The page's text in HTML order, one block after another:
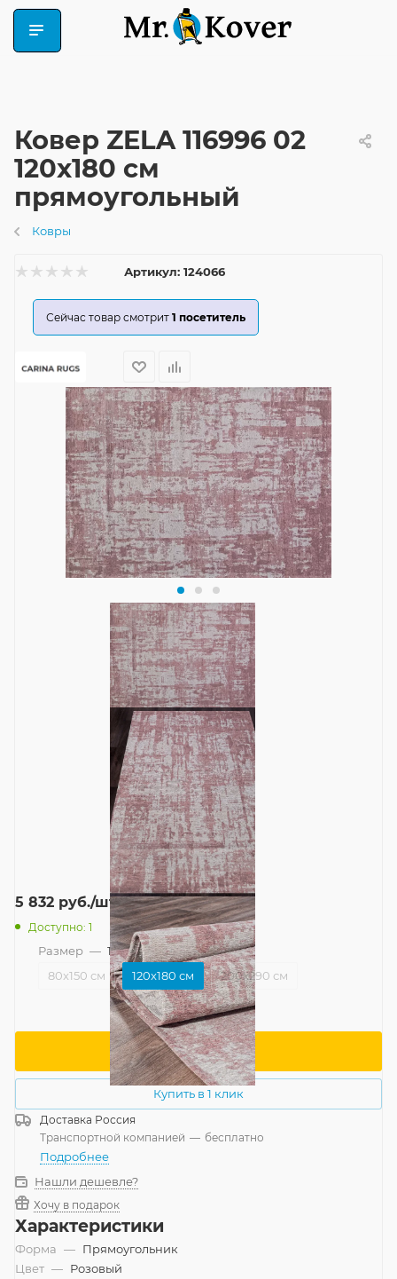
Ковер ZELA 116996 02
120x180 см
прямоугольный
Ковры
Артикул: 124066
Сейчас товар смотрит 1 посетитель
5 832 руб./шт
Доступно: 1
Размер — 120x180 см
80x150 см
120x180 см 200x290 см
В корзину
Купить в 1 клик
Доставка Россия
Транспортной компанией — бесплатно
Подробнее
Нашли дешевле?
Хочу в подарок
Характеристики
Форма — Прямоугольник
Цвет — Розовый